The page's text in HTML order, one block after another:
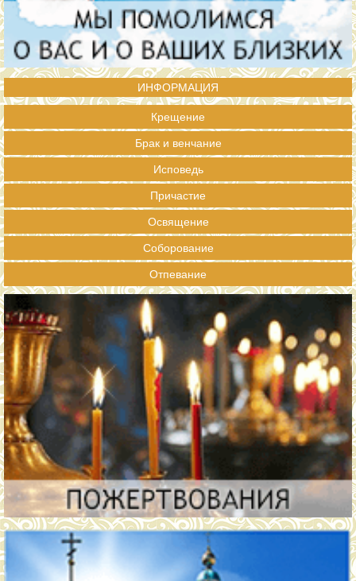
ИНФОРМАЦИЯ
Крещение
Брак и венчание
Исповедь
Причастие
Освящение
Соборование
Отпевание